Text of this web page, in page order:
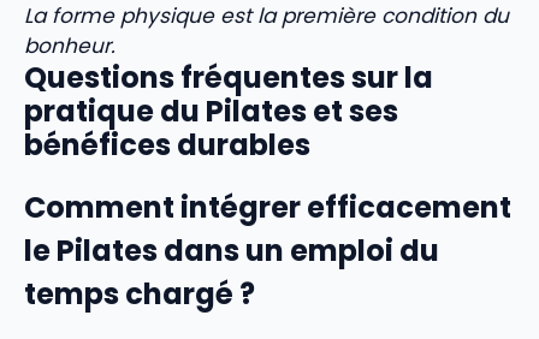
La forme physique est la première condition du
bonheur.
Questions fréquentes sur la
pratique du Pilates et ses
bénéfices durables
Comment intégrer efficacement
le Pilates dans un emploi du
temps chargé ?